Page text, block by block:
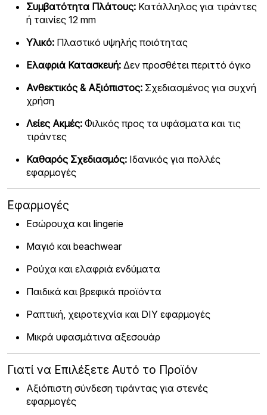
Συμβατότητα Πλάτους: Κατάλληλος για τιράντες
ή ταινίες 12 mm
Υλικό: Πλαστικό υψηλής ποιότητας
Ελαφριά Κατασκευή: Δεν προσθέτει περιττό όγκο
Ανθεκτικός & Αξιόπιστος: Σχεδιασμένος για συχνή
χρήση
Λείες Ακμές: Φιλικός προς τα υφάσματα και τις
τιράντες
Καθαρός Σχεδιασμός: Ιδανικός για πολλές
εφαρμογές
Εφαρμογές
Εσώρουχα και lingerie
Μαγιό και beachwear
Ρούχα και ελαφριά ενδύματα
Παιδικά και βρεφικά προϊόντα
Ραπτική, χειροτεχνία και DIY εφαρμογές
Μικρά υφασμάτινα αξεσουάρ
Γιατί να Επιλέξετε Αυτό το Προϊόν
Αξιόπιστη σύνδεση τιράντας για στενές
εφαρμογές